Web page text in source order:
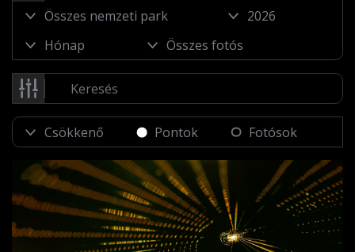
Pontok Fotósok